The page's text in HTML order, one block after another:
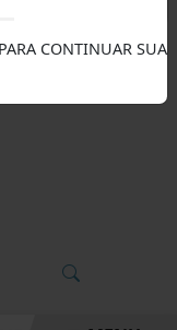
CONTINUAR SUA